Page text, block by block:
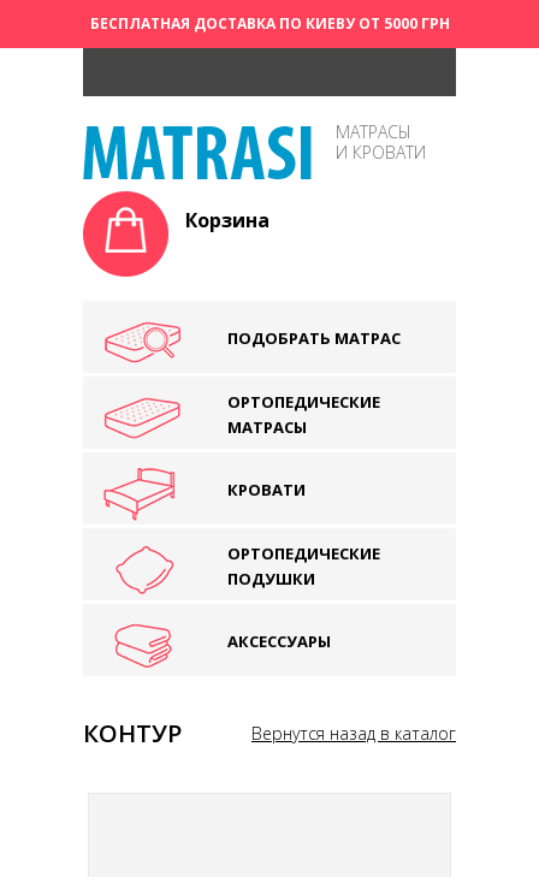
БЕСПЛАТНАЯ ДОСТАВКА ПО КИЕВУ ОТ 5000 ГРН
МАТРАСЫ
И КРОВАТИ
Корзина
ПОДОБРАТЬ МАТРАС
ОРТОПЕДИЧЕСКИЕ
МАТРАСЫ
КРОВАТИ
ОРТОПЕДИЧЕСКИЕ
ПОДУШКИ
АКСЕССУАРЫ
КОНТУР Вернутся назад в каталог